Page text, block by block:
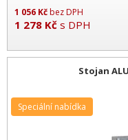
1 056 Kčbez DPH
1 278 Kč s DPH
Stojan
Speciální nabídka